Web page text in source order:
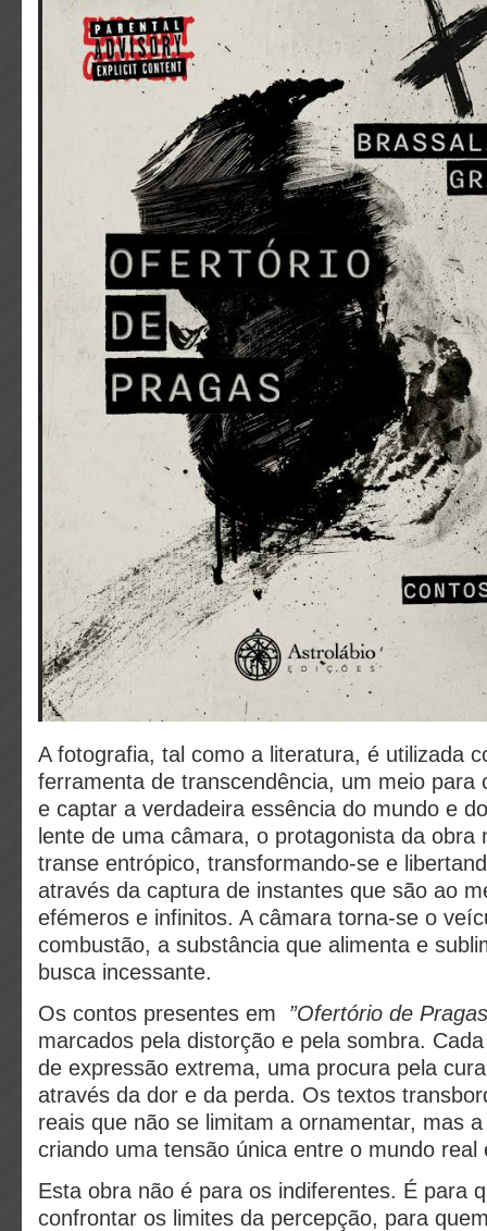
A fotografia, tal como a literatura, é utilizada
ferramenta de transcendência, um meio para
e captar a verdadeira essência do mundo e
lente de uma câmara, o protagonista da obra
transe entrópico, transformando-se e
através da captura de instantes que são ao
efémeros e infinitos. A câmara torna-se o
combustão, a substância que alimenta e
busca incessante.
Os contos presentes em ”Ofertório de
marcados pela distorção e pela sombra.
de expressão extrema, uma procura pela
através da dor e da perda. Os textos
reais que não se limitam a ornamentar, mas
criando uma tensão única entre o mundo real
Esta obra não é para os indiferentes. É para
confrontar os limites da percepção, para